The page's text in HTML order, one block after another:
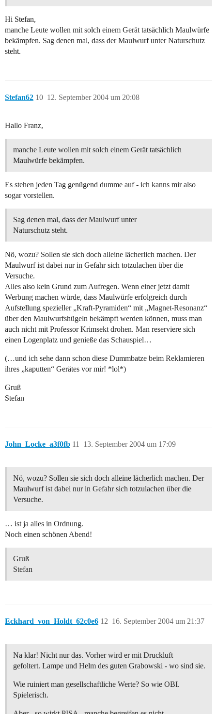
Hi Stefan,
manche Leute wollen mit solch einem Gerät tatsächlich Maulwürfe
bekämpfen. Sag denen mal, dass der Maulwurf unter Naturschutz
steht.
Stefan62 12. September 2004 um 20:08
10
Hallo Franz,
manche Leute wollen mit solch einem Gerät tatsächlich
Maulwürfe bekämpfen.
Es stehen jeden Tag genügend dumme auf - ich kanns mir also
sogar vorstellen.
Sag denen mal, dass der Maulwurf unter
Naturschutz steht.
Nö, wozu? Sollen sie sich doch alleine lächerlich machen. Der
Maulwurf ist dabei nur in Gefahr sich totzulachen über die
Versuche.
Alles also kein Grund zum Aufregen. Wenn einer jetzt damit
Werbung machen würde, dass Maulwürfe erfolgreich durch
Aufstellung spezieller „Kraft-Pyramiden“ mit „Magnet-Resonanz“
über den Maulwurfshügeln bekämpft werden können, muss man
auch nicht mit Professor Krimsekt drohen. Man reserviere sich
einen Logenplatz und genieße das Schauspiel…
(…und ich sehe dann schon diese Dummbatze beim Reklamieren
ihres „kaputten“ Gerätes vor mir! *lol*)
Gruß
Stefan
John_Locke_a3f0fb 13. September 2004 um 17:09
11
Nö, wozu? Sollen sie sich doch alleine lächerlich machen. Der
Maulwurf ist dabei nur in Gefahr sich totzulachen über die
Versuche.
… ist ja alles in Ordnung.
Noch einen schönen Abend!
Gruß
Stefan
Eckhard_von_Holdt_62c0e6 16. September 2004 um 21:37
12
Na klar! Nicht nur das. Vorher wird er mit Druckluft
gefoltert. Lampe und Helm des guten Grabowski - wo sind sie.
Wie ruiniert man gesellschaftliche Werte? So wie OBI.
Spielerisch.